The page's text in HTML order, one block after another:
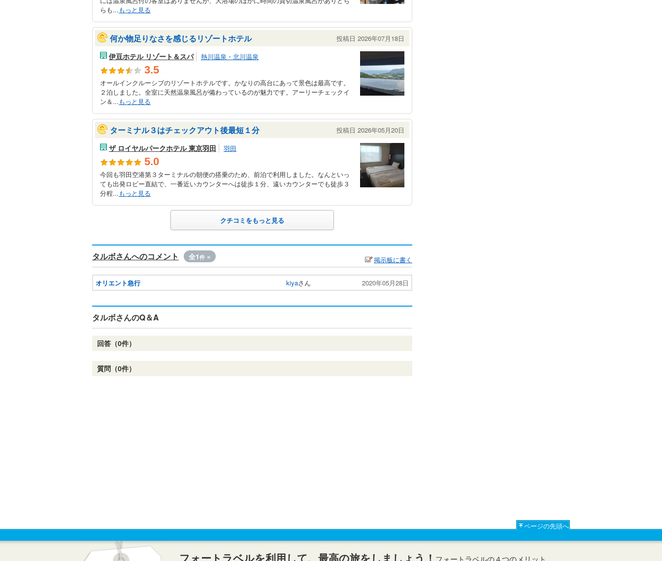
らも...もっと見る
何か物足りなさを感じるリゾートホテル 投稿日 2026年07月18日
伊豆ホテル リゾート＆スパ 熱川温泉・北川温泉
3.5
オールインクルーシブのリゾートホテルです。かなりの高台にあって景色は最高です。
２泊しました。全室に天然温泉風呂が備わっているのが魅力です。アーリーチェックイ
ン＆...もっと見る
ターミナル３はチェックアウト後最短１分 投稿日 2026年05月20日
ザ ロイヤルパークホテル 東京羽田 羽田
5.0
今回も羽田空港第３ターミナルの朝便の搭乗のため、前泊で利用しました。なんといっ
ても出発ロビー直結で、一番近いカウンターへは徒歩１分、遠いカウンターでも徒歩３
分程...もっと見る
クチコミをもっと見る
タルボさんへのコメント 全1件 » 掲示板に書く
オリエント急行 kiyaさん 2020年05月28日
タルボさんのQ＆A
回答（0件）
質問（0件）
ページの先頭へ
フォートラベルを利用して、最高の旅をしましょう！